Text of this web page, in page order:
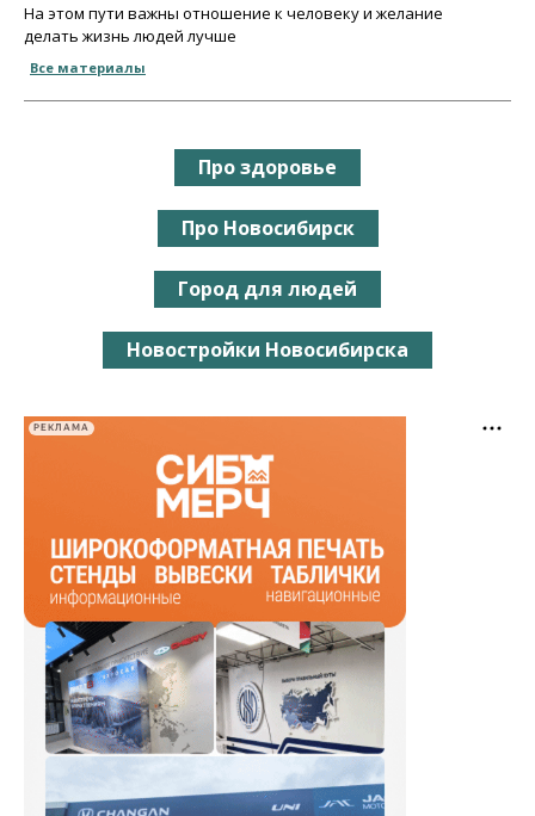
На этом пути важны отношение к человеку и желание
делать жизнь людей лучше
Все материалы
Про здоровье
Про Новосибирск
Город для людей
Новостройки Новосибирска
РЕКЛАМА